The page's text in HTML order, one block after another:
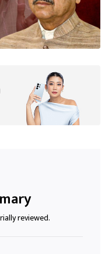
reviewed.